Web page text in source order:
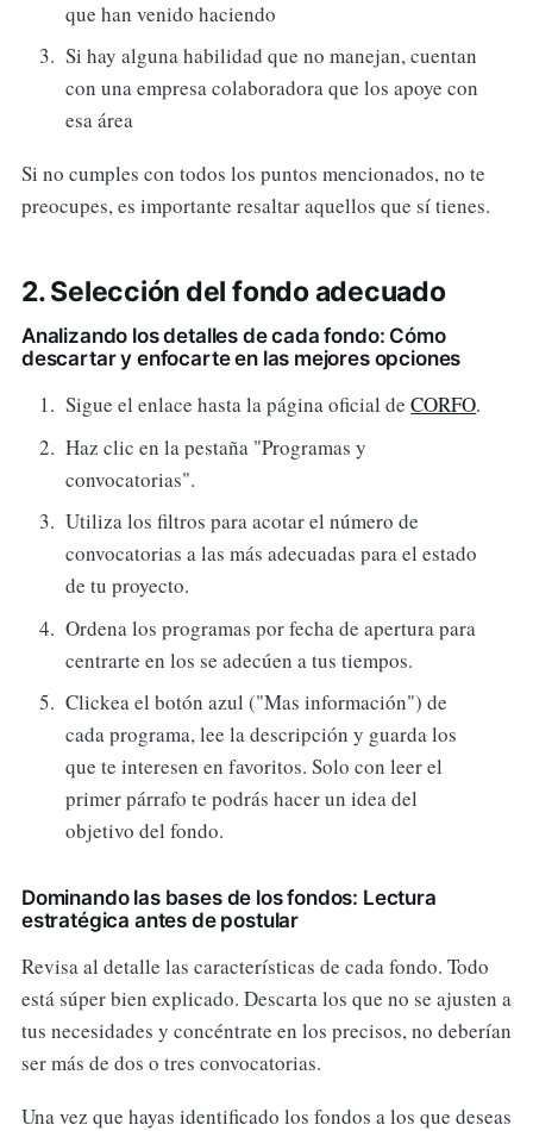
que han venido haciendo
Si hay alguna habilidad que no manejan, cuentan
con una empresa colaboradora que los apoye con
esa área
Si no cumples con todos los puntos mencionados, no te
preocupes, es importante resaltar aquellos que sí tienes.
2. Selección del fondo adecuado
Analizando los detalles de cada fondo: Cómo
descartar y enfocarte en las mejores opciones
Sigue el enlace hasta la página oficial deCORFO.
Haz clic en la pestaña "Programas y
convocatorias".
Utiliza los filtros para acotar el número de
convocatorias a las más adecuadas para el estado
de tu proyecto.
Ordena los programas por fecha de apertura para
centrarte en los se adecúen a tus tiempos.
Clickea el botón azul ("Mas información") de
cada programa, lee la descripción y guarda los
que te interesen en favoritos. Solo con leer el
primer párrafo te podrás hacer un idea del
objetivo del fondo.
Dominando las bases de los fondos: Lectura
estratégica antes de postular
Revisa al detalle las características de cada fondo. Todo
está súper bien explicado. Descarta los que no se ajusten a
tus necesidades y concéntrate en los precisos, no deberían
ser más de dos o tres convocatorias.
Una vez que hayas identificado los fondos a los que deseas